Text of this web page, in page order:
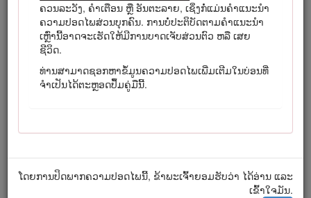
ຄວນລະວັງ, ຄຳເຕືອນ ຫຼື ອັນຕະລາຍ, ເຊິ່ງ​ກໍ່​ແມ່ນຄຳແນະນຳ
ຄວາມປອດໄພສ່ວນບຸກຄົນ. ການບໍ່ປະຕິບັດຕາມຄຳແນະນຳ
ເຫຼົ່ານີ້ອາດຈະເຮັດໃຫ້ມີການບາດເຈັບສ່ວນຕົວ ຫລື ເສຍ
ຊີວິດ.
ທ່ານ​ສາ​ມາດ​ຊອກຫາ​ຂໍ້​ມູນ​ຄວາມ​ປອດ​ໄພ​ເພີ່ມ​ເຕີມ​ໃນ​ບ່ອນ​ທີ່​
ຈຳ​ເປັນ​ໄດ້​ຕະ​ຫຼອດ​ປຶ້ມ​ຄູ່​ມື​ນີ້.
ໂດຍການປິດພາກຄວາມປອດໄພນີ້, ຂ້າພະເຈົ້າຍອມຮັບວ່າ ໄດ້ອ່ານ ແລະ
ເຂົ້າໃຈມັນ.
ປຶ້ມຄູ່ມືນີ້ລະບຸເຖິງໄພອັນຕະລາຍທີ່ອາດຈະເກີດຂຶ້ນ ແລະ ມີຂໍ້ຄວາມ
ກ່ຽວກັບຄວາມປອດໄພທີ່ໄດ້ລະບຸໂດຍສັນຍາລັກເຕືອນຄວາມປອດໄພ
(ຮູບສະແດງ), ເຊິ່ງເປັນສັນຍານອັນຕະລາຍທີ່ອາດຈະເຮັດໃຫ້ເກີດການ
ບາດເຈັບສາ​ຫັດ ຫຼື ເສຍຊີວິດ, ຖ້າທ່ານບໍ່ປະຕິບັດຕາມຂໍ້ຄວນລະວັງທີ່
ແນະນຳ.
ຮູບສະແດງ 2